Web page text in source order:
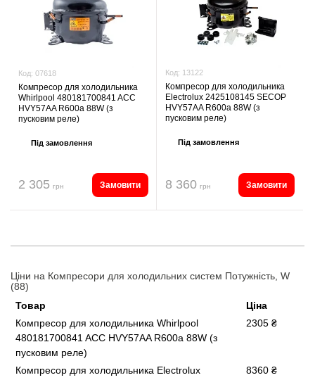
Код: 07618
Компресор для холодильника
Whirlpool 480181700841 ACC
HVY57AA R600a 88W (з
пусковим реле)
Під замовлення
2 305 грн Замовити
Код: 13122
Компресор для холодильника
Electrolux 2425108145 SECOP
HVY57AA R600a 88W (з
пусковим реле)
Під замовлення
8 360 грн Замовити
Ціни на Компресори для холодильних систем Потужність, W
(88)
Товар
Ціна
Компресор для холодильника Whirlpool
480181700841 ACC HVY57AA R600a 88W (з
пусковим реле)
2305 ₴
Компресор для холодильника Electrolux
8360 ₴